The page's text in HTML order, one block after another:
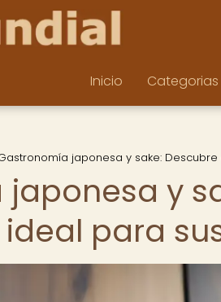
Inicio Categorias
japonesa y sake:
y
para